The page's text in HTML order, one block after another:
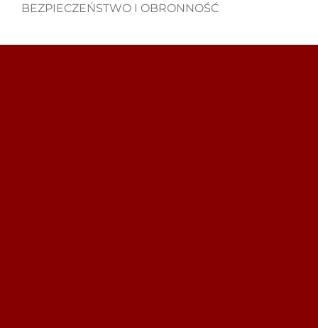
KARIERA
KONTAKT
BEZPIECZEŃSTWO I OBRONNOŚĆ